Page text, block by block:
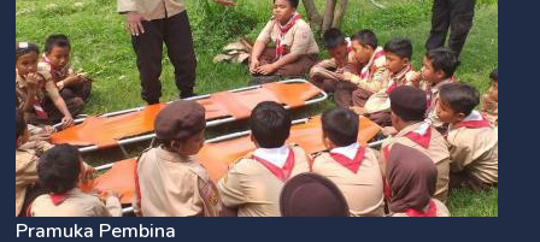
Pramuka Pembina